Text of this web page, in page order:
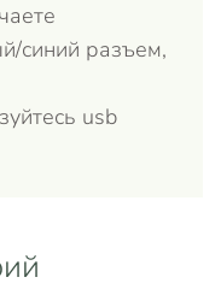
синий разъем,
usb